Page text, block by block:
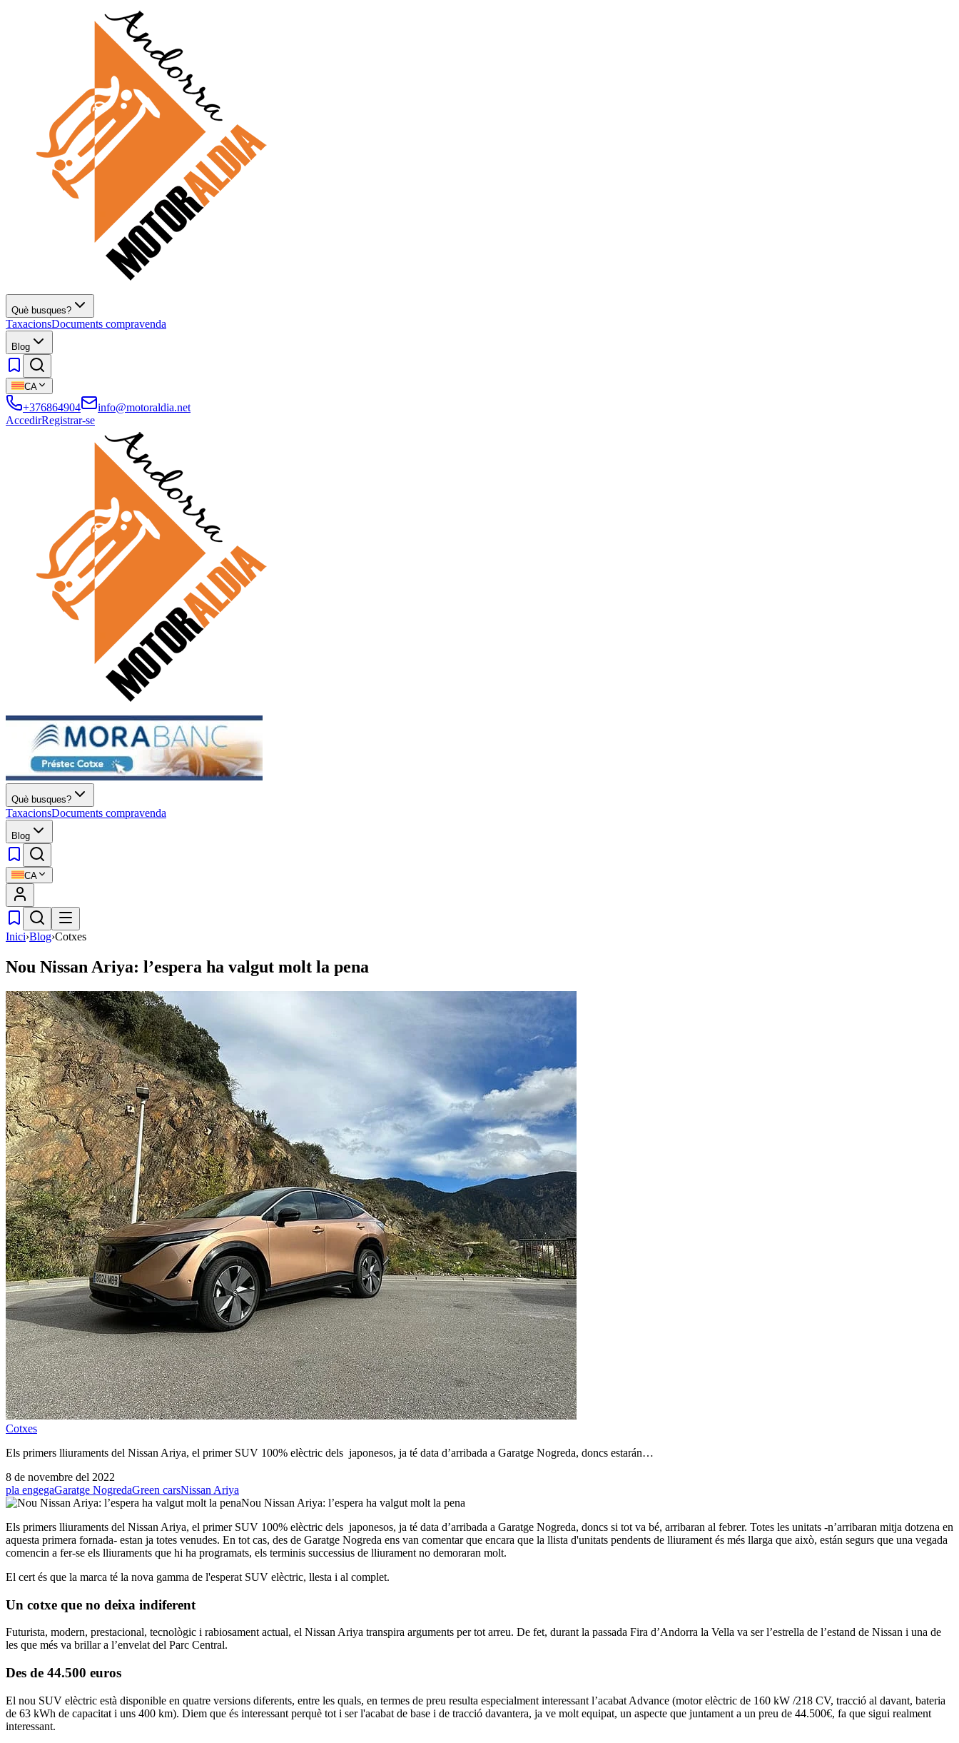
Què busques?
TaxacionsDocuments compravenda
Blog
CA
+376864904
info@motoraldia.net
AccedirRegistrar-se
Què busques?
TaxacionsDocuments compravenda
Blog
CA
Inici›Blog›Cotxes
Nou Nissan Ariya: l’espera ha valgut molt la pena
Cotxes
Els primers lliuraments del Nissan Ariya, el primer SUV 100% elèctric dels japonesos, ja té data d’arribada a Garatge Nogreda, doncs estarán…
8 de novembre del 2022
pla engegaGaratge NogredaGreen carsNissan Ariya
Nou Nissan Ariya: l’espera ha valgut molt la pena
Els primers lliuraments del Nissan Ariya, el primer SUV 100% elèctric dels japonesos, ja té data d’arribada a Garatge Nogreda, doncs si tot va bé, arribaran al febrer. Totes les unitats -n’arribaran mitja dotzena en
aquesta primera fornada- estan ja totes venudes. En tot cas, des de Garatge Nogreda ens van comentar que encara que la llista d'unitats pendents de lliurament és més llarga que això, están segurs que una vegada
comencin a fer-se els lliuraments que hi ha programats, els terminis successius de lliurament no demoraran molt.
El cert és que la marca té la nova gamma de l'esperat SUV elèctric, llesta i al complet.
Un cotxe que no deixa indiferent
Futurista, modern, prestacional, tecnològic i rabiosament actual, el Nissan Ariya transpira arguments per tot arreu. De fet, durant la passada Fira d’Andorra la Vella va ser l’estrella de l’estand de Nissan i una de
les que més va brillar a l’envelat del Parc Central.
Des de 44.500 euros
El nou SUV elèctric està disponible en quatre versions diferents, entre les quals, en termes de preu resulta especialment interessant l’acabat Advance (motor elèctric de 160 kW /218 CV, tracció al davant, bateria
de 63 kWh de capacitat i uns 400 km). Diem que és interessant perquè tot i ser l'acabat de base i de tracció davantera, ja ve molt equipat, un aspecte que juntament a un preu de 44.500€, fa que sigui realment
interessant.